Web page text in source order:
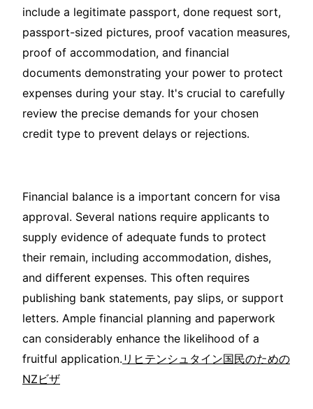
include a legitimate passport, done request sort,
passport-sized pictures, proof vacation measures,
proof of accommodation, and financial
documents demonstrating your power to protect
expenses during your stay. It's crucial to carefully
review the precise demands for your chosen
credit type to prevent delays or rejections.
Financial balance is a important concern for visa
approval. Several nations require applicants to
supply evidence of adequate funds to protect
their remain, including accommodation, dishes,
and different expenses. This often requires
publishing bank statements, pay slips, or support
letters. Ample financial planning and paperwork
can considerably enhance the likelihood of a
fruitful application. リヒテンシュタイン国民のための
NZビザ